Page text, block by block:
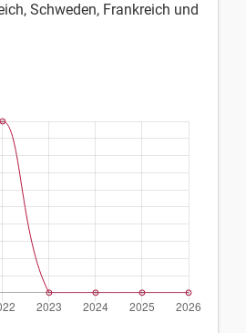
Schweden, Frankreich und